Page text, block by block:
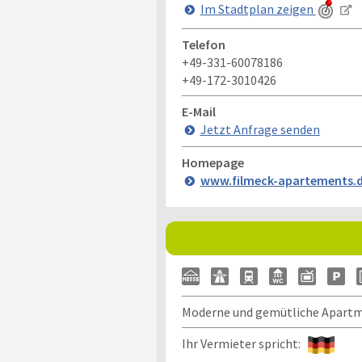
Im Stadtplan zeigen
Telefon
+49-331-60078186
+49-172-3010426
E-Mail
Jetzt Anfrage senden
Homepage
www.filmeck-
Moderne und gemütliche
Ihr Vermieter spricht: